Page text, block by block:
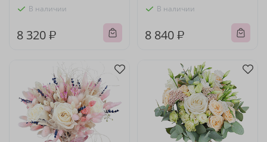
В наличии
8 320 ₽
В наличии
8 840 ₽